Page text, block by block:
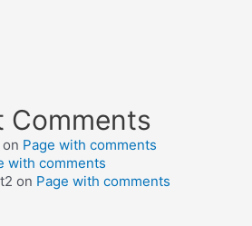
Comments
on Page with comments
with comments
on Page with comments